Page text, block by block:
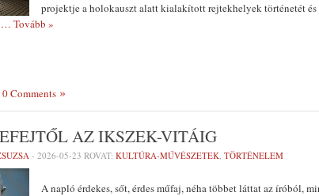
projektje a holokauszt alatt kialakított rejtekhelyek történetét
… Tovább »
0 Comments
AZ IKSZEK-VITÁIG
- 2026-05-23 ROVAT: KULTÚRA-MŰVÉSZETEK, TÖRTÉNELEM
A napló érdekes, sőt, érdes műfaj, néha többet láttat az íróból,